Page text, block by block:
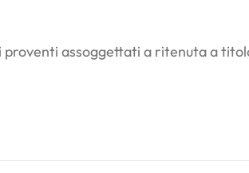
assoggettati a ritenuta a